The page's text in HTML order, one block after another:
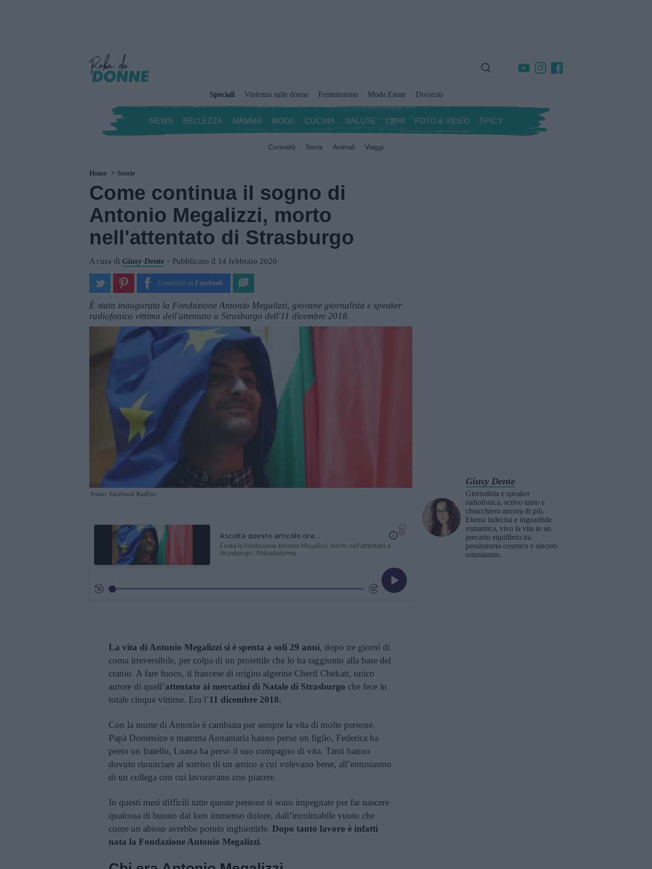
Speciali Violenza sulle donne Femminismo Moda Estate Divorzio
NEWS BELLEZZA MAMMA MODA CUCINA SALUTE LIBRI FOTO & VIDEO SPICY
Curiosità Storie Animali Viaggi
Home Storie
Come continua il sogno di
Antonio Megalizzi, morto
nell'attentato di Strasburgo
A cura di Giusy Dente Pubblicato il 14 febbraio 2020
Condividi su Facebook
È stata inaugurata la Fondazione Antonio Megalizzi, giovane giornalista e speaker
radiofonico vittima dell'attentato a Strasburgo dell'11 dicembre 2018.
Fonte: Facebook RadUni
Ascolta questo articolo ora...
È nata la Fondazione Antonio Megalizzi, morto nell'attentato a
Strasburgo - Robadadonne
La vita di Antonio Megalizzi si è spenta a soli 29 anni, dopo tre giorni di
coma irreversibile, per colpa di un proiettile che lo ha raggiunto alla base del
cranio. A fare fuoco, il francese di origini algerine Cherif Chekatt, unico
autore di quell’attentato ai mercatini di Natale di Strasburgo che fece in
totale cinque vittime. Era l’11 dicembre 2018.
Con la morte di Antonio è cambiata per sempre la vita di molte persone.
Papà Domenico e mamma Annamaria hanno perso un figlio, Federica ha
perso un fratello, Luana ha perso il suo compagno di vita. Tanti hanno
dovuto rinunciare al sorriso di un amico a cui volevano bene, all’entusiasmo
di un collega con cui lavoravano con piacere.
In questi mesi difficili tutte queste persone si sono impegnate per far nascere
qualcosa di buono dal loro immenso dolore, dall’incolmabile vuoto che
come un abisso avrebbe potuto inghiottirle. Dopo tanto lavoro è infatti
nata la Fondazione Antonio Megalizzi.
Giusy Dente
Giornalista e speaker
radiofonica, scrivo tanto e
chiacchiero ancora di più.
Eterna indecisa e inguaribile
romantica, vivo la vita in un
precario equilibrio tra
pessimismo cosmico e sincero
entusiasmo.